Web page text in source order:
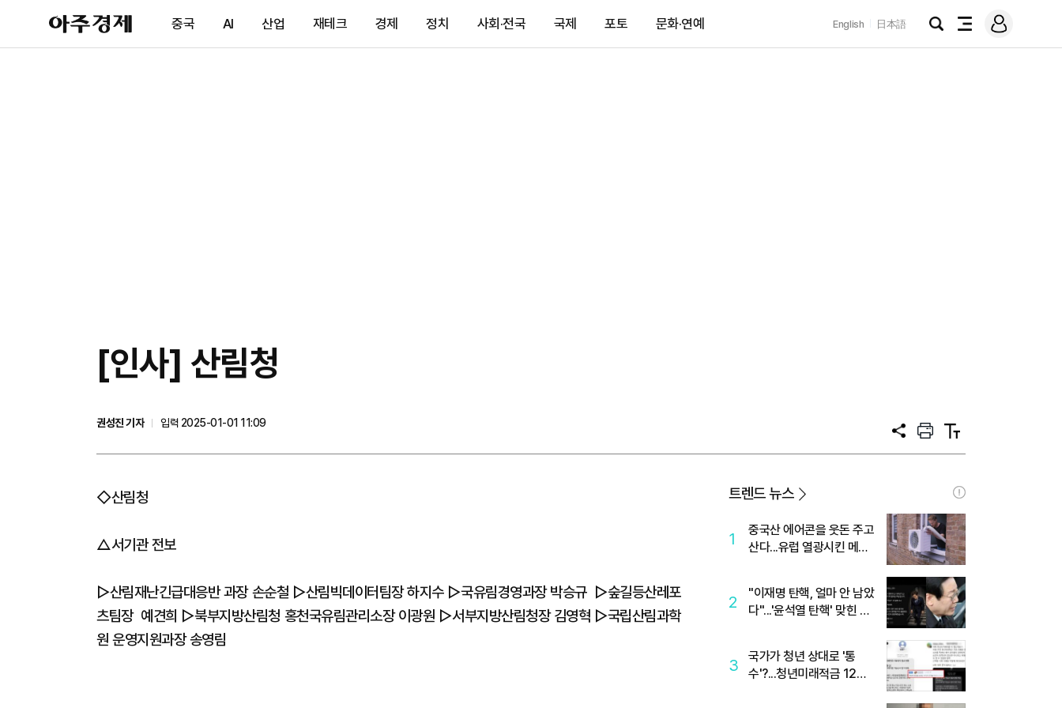
아
주
제
중국 AI 산업 재테크 경제 정치 사회·전국 국제 포토 문화·연예 English 日本語
검
전
메
그
[인사] 산림청
권성진 기자
입력 2025-01-01 11:09
공
프
트
텍
트
◇산림청
△서기관 전보
▷산림재난긴급대응반 과장 손순철 ▷산림빅데이터팀장 하지수 ▷국유림경영과장 박승규 ▷숲길등산레포
츠팀장 예견희 ▷북부지방산림청 홍천국유림관리소장 이광원 ▷서부지방산림청장 김영혁 ▷국립산림과학
원 운영지원과장 송영림
트렌드 뉴스
1
중국산 에어콘을 웃돈 주고
산다...유럽 열광시킨 메이
2
"이재명 탄핵, 얼마 안 남았
다"...'윤석열 탄핵' 맞힌 무
3
국가가 청년 상대로 '통
수'?...청년미래적금 12%